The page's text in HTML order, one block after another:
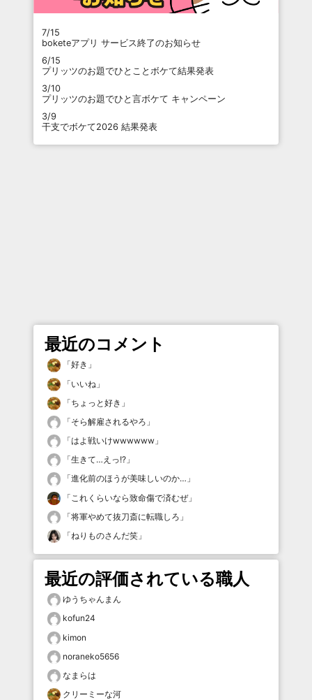
7/15
boketeアプリ サービス終了のお知らせ
6/15
プリッツのお題でひとことボケて結果発表
3/10
プリッツのお題でひと言ボケて キャンペーン
3/9
干支でボケて2026 結果発表
最近のコメント
「好き 」
「いいね 」
「ちょっと好き 」
「そら解雇されるやろ 」
「はよ戦いけwwwwww 」
「生きて…えっ!? 」
「進化前のほうが美味しいのか… 」
「 これくらいなら致命傷で済むぜ」
「将軍やめて抜刀斎に転職しろ 」
「ねりものさんだ笑 」
最近の評価されている職人
ゆうちゃんまん
kofun24
kimon
noraneko5656
なまらは
クリーミーな河